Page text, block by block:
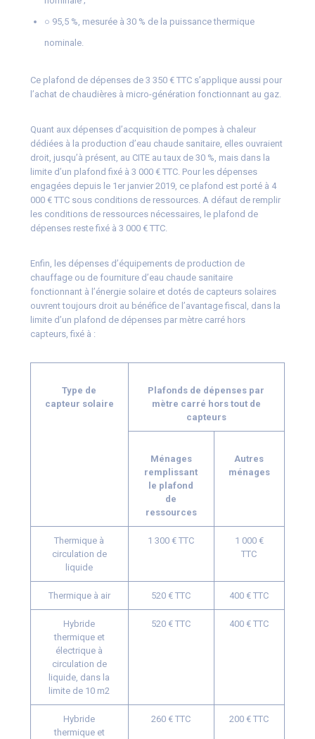
○ 95,5 %, mesurée à 30 % de la puissance thermique
nominale.
Ce plafond de dépenses de 3 350 € TTC s’applique aussi pour
l’achat de chaudières à micro-génération fonctionnant au gaz.
Quant aux dépenses d’acquisition de pompes à chaleur
dédiées à la production d’eau chaude sanitaire, elles ouvraient
droit, jusqu’à présent, au CITE au taux de 30 %, mais dans la
limite d’un plafond fixé à 3 000 € TTC. Pour les dépenses
engagées depuis le 1er janvier 2019, ce plafond est porté à 4
000 € TTC sous conditions de ressources. A défaut de remplir
les conditions de ressources nécessaires, le plafond de
dépenses reste fixé à 3 000 € TTC.
Enfin, les dépenses d’équipements de production de
chauffage ou de fourniture d’eau chaude sanitaire
fonctionnant à l’énergie solaire et dotés de capteurs solaires
ouvrent toujours droit au bénéfice de l’avantage fiscal, dans la
limite d’un plafond de dépenses par mètre carré hors
capteurs, fixé à :
Type de
capteur solaire
Plafonds de dépenses par
mètre carré hors tout de
capteurs
Ménages
remplissant
le plafond
de
ressources
Autres
ménages
Thermique à
circulation de
liquide
1 300 € TTC
1 000 €
TTC
Thermique à air 520 € TTC 400 € TTC
Hybride
thermique et
électrique à
circulation de
liquide, dans la
limite de 10 m2
520 € TTC 400 € TTC
Hybride
thermique et
260 € TTC 200 € TTC